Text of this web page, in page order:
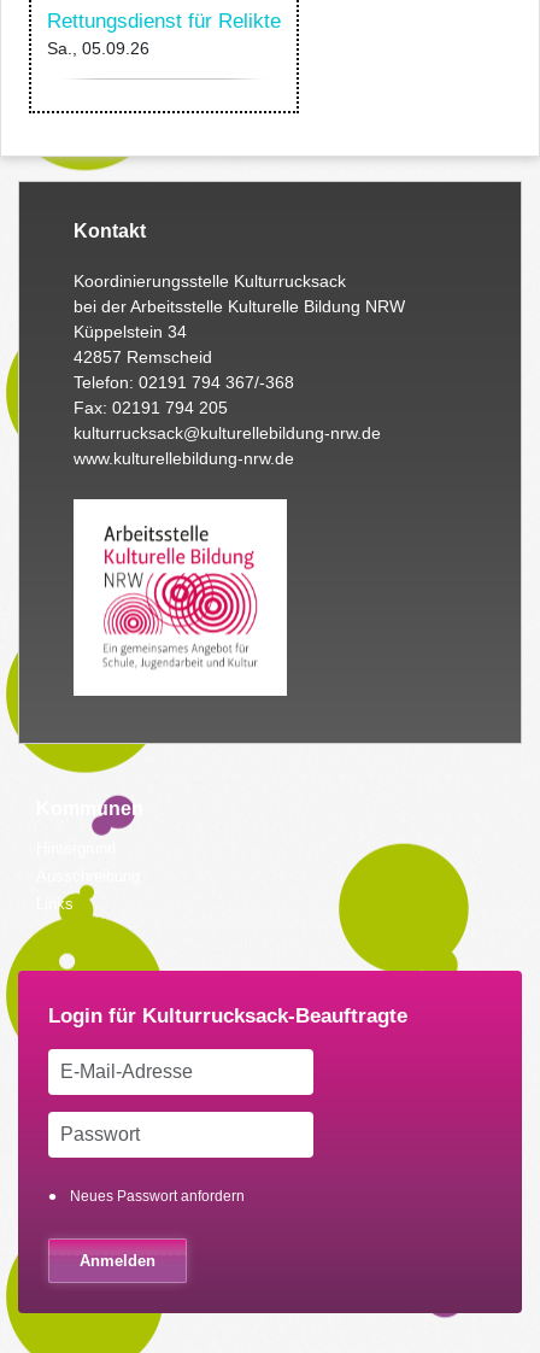
Rettungsdienst für Relikte
Sa., 05.09.26
Kontakt
Koordinierungsstelle Kulturrucksack
bei der Arbeitsstelle Kulturelle Bildung NRW
Küppelstein 34
42857 Remscheid
Telefon: 02191 794 367/-368
Fax: 02191 794 205
kulturrucksack@kulturellebildung-nrw.de
www.kulturellebildung-nrw.de
Kommunen
Links
Neues Passwort anfordern